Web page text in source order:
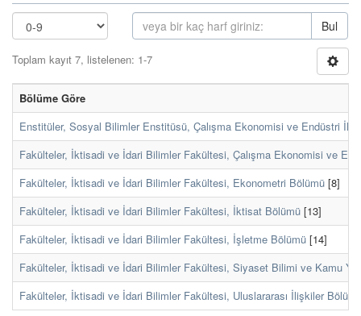
Bul
Toplam kayıt 7, listelenen: 1-7
Bölüme Göre
Enstitüler, Sosyal Bilimler Enstitüsü, Çalışma Ekonomisi ve Endüstri
Fakülteler, İktisadi ve İdari Bilimler Fakültesi, Çalışma Ekonomisi ve
Fakülteler, İktisadi ve İdari Bilimler Fakültesi, Ekonometri Bölümü [8]
Fakülteler, İktisadi ve İdari Bilimler Fakültesi, İktisat Bölümü [13]
Fakülteler, İktisadi ve İdari Bilimler Fakültesi, İşletme Bölümü [14]
Fakülteler, İktisadi ve İdari Bilimler Fakültesi, Siyaset Bilimi ve Kamu
Fakülteler, İktisadi ve İdari Bilimler Fakültesi, Uluslararası İlişkiler